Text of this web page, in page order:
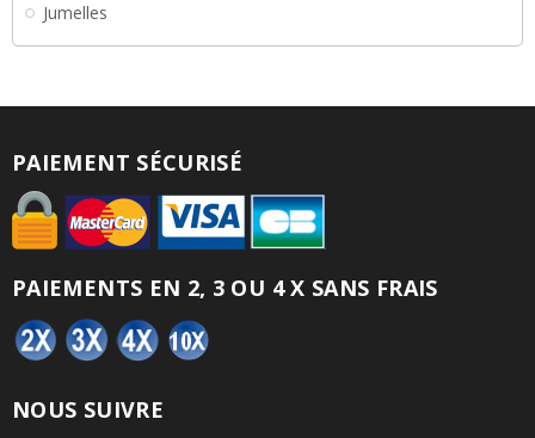
Jumelles
PAIEMENT SÉCURISÉ
PAIEMENTS EN 2, 3 OU 4 X SANS FRAIS
NOUS SUIVRE